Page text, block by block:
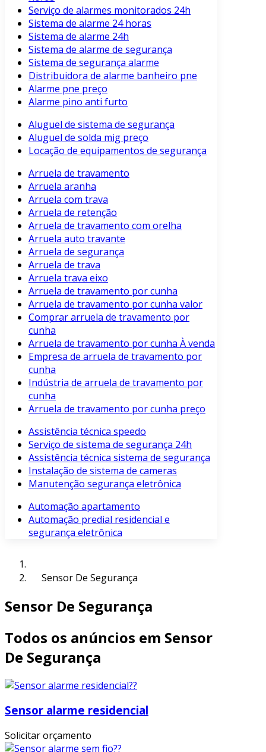
Serviço de alarmes monitorados 24h
Sistema de alarme 24 horas
Sistema de alarme 24h
Sistema de alarme de segurança
Sistema de segurança alarme
Distribuidora de alarme banheiro pne
Alarme pne preço
Alarme pino anti furto
Aluguel de sistema de segurança
Aluguel de solda mig preço
Locação de equipamentos de segurança
Arruela de travamento
Arruela aranha
Arruela com trava
Arruela de retenção
Arruela de travamento com orelha
Arruela auto travante
Arruela de segurança
Arruela de trava
Arruela trava eixo
Arruela de travamento por cunha
Arruela de travamento por cunha valor
Comprar arruela de travamento por
cunha
Arruela de travamento por cunha À venda
Empresa de arruela de travamento por
cunha
Indústria de arruela de travamento por
cunha
Arruela de travamento por cunha preço
Assistência técnica speedo
Serviço de sistema de segurança 24h
Assistência técnica sistema de segurança
Instalação de sistema de cameras
Manutenção segurança eletrônica
Automação apartamento
Automação predial residencial e
segurança eletrônica
Sensor De Segurança
Sensor De Segurança
Todos os anúncios em Sensor
De Segurança
Sensor alarme residencial
Solicitar orçamento